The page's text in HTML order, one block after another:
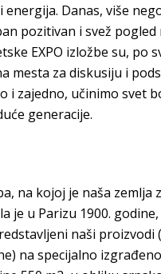
energija. Danas, više
pozitivan i svež pogled
EXPO izložbe su, po
mesta za diskusiju i
i zajedno, učinimo svet
generacije.
na kojoj je naša zemlja
je u Parizu 1900.
naši proizvodi
na specijalno